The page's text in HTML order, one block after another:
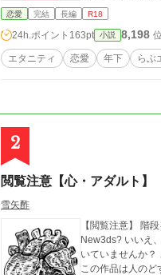
恋愛 完結 長編 R18
24h.ポイント 163pt 小説 8,198
エタニティ 恋愛 年下 らぶ
2
閲覧注意【心・アダルト】
雪矢酢
【閲覧注意】 階段を登ったらひとまず深呼吸を。 その先にあるのは快楽か悶絶か。 新横浜? 新大阪? シンゴジラ?
New3ds? いいえ、【心(シン)アダルト】で
いていませんか？ こ
この作品は人のど